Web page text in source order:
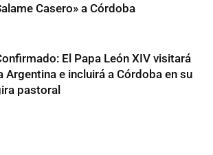
Casero» a Córdoba
El Papa León XIV visitará
Argentina e incluirá a Córdoba en su
pastoral